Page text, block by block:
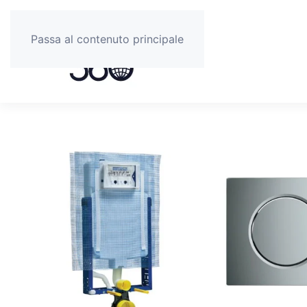
Passa al contenuto principale